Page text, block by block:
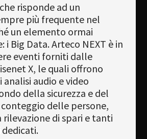
risponde ad un
più frequente nel
un elemento ormai
Big Data. Arteco NEXT è in
eventi forniti dalle
X, le quali offrono
audio e video
della sicurezza e del
delle persone,
rilevazione di spari e tanti